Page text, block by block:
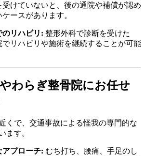
受けていないと、後の通院や補償が認め
ースがあります。
のリハビリ: 整形外科で診断を受けた
でリハビリや施術を継続することが可能
わらぎ整骨院にお任せ
くで、交通事故による怪我の専門的な
ます。
アプローチ: むち打ち、腰痛、手足のし